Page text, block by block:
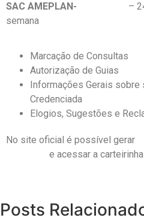
SAC AMEPLAN-
–
semana
Marcação de Consultas
Autorização de Guias
Informações Gerais sobre
Credenciada
Elogios, Sugestões e
No site oficial é possível gerar
e acessar a
Posts